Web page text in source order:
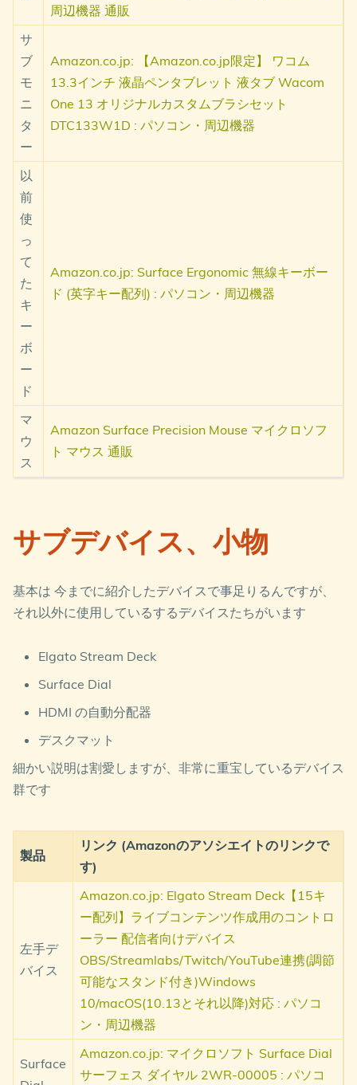
周辺機器 通販
サ
ブ
モ
ニ
タ
ー
Amazon.co.jp: 【Amazon.co.jp限定】 ワコム
13.3インチ 液晶ペンタブレット 液タブ Wacom
One 13 オリジナルカスタムブラシセット
DTC133W1D : パソコン・周辺機器
以
前
使
っ
て
た
キ
ー
ボ
ー
ド
Amazon.co.jp: Surface Ergonomic 無線キーボー
ド (英字キー配列) : パソコン・周辺機器
マ
ウ
ス
Amazon Surface Precision Mouse マイクロソフ
ト マウス 通販
サブデバイス、小物
基本は 今までに紹介したデバイスで事足りるんですが、
それ以外に使用しているするデバイスたちがいます
Elgato Stream Deck
Surface Dial
HDMI の自動分配器
デスクマット
細かい説明は割愛しますが、非常に重宝しているデバイス
群です
製品
リンク (Amazonのアソシエイトのリンクで
す)
左手デ
バイス
Amazon.co.jp: Elgato Stream Deck【15キ
ー配列】ライブコンテンツ作成用のコントロ
ーラー 配信者向けデバイス
OBS/Streamlabs/Twitch/YouTube連携(調節
可能なスタンド付き)Windows
10/macOS(10.13とそれ以降)対応 : パソコ
ン・周辺機器
Surface
Amazon.co.jp: マイクロソフト Surface Dial
サーフェス ダイヤル 2WR-00005 : パソコ